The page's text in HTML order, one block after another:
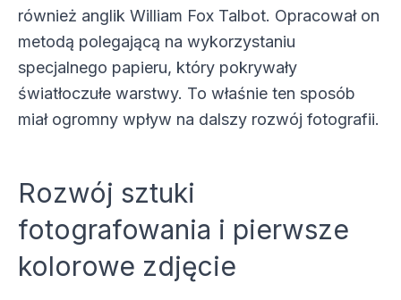
również anglik William Fox Talbot. Opracował on
metodą polegającą na wykorzystaniu
specjalnego papieru, który pokrywały
światłoczułe warstwy. To właśnie ten sposób
miał ogromny wpływ na dalszy rozwój fotografii.
Rozwój sztuki
fotografowania i pierwsze
kolorowe zdjęcie